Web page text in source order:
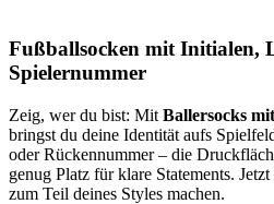
Fußballsocken mit Initialen,
Spielernummer
Zeig, wer du bist: Mit Ballersocks
bringst du deine Identität aufs
oder Rückennummer – die
genug Platz für klare Statements.
zum Teil deines Styles machen.